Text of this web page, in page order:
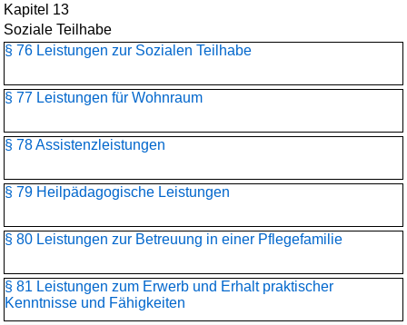
Kapitel 13
Soziale Teilhabe
§ 76 Leistungen zur Sozialen Teilhabe
§ 77 Leistungen für Wohnraum
§ 78 Assistenzleistungen
§ 79 Heilpädagogische Leistungen
§ 80 Leistungen zur Betreuung in einer Pflegefamilie
§ 81 Leistungen zum Erwerb und Erhalt praktischer
Kenntnisse und Fähigkeiten